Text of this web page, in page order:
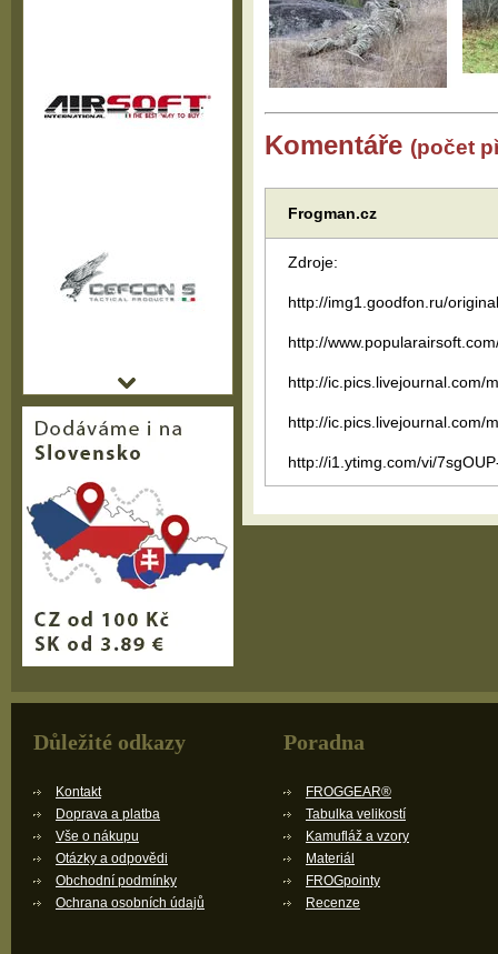
Komentáře (počet
Frogman.cz
Zdroje:
http://img1.goodfon.ru/
http://
http://ic.pics.livejournal.com/
http://ic.pics.livejournal.com/
http://i1.ytimg.com/vi/
Důležité odkazy
Kontakt
Doprava a platba
Vše o nákupu
Otázky a odpovědi
Obchodní podmínky
Ochrana osobních údajů
Poradna
FROGGEAR®
Tabulka velikostí
Kamufláž a vzory
Materiál
FROGpointy
Recenze